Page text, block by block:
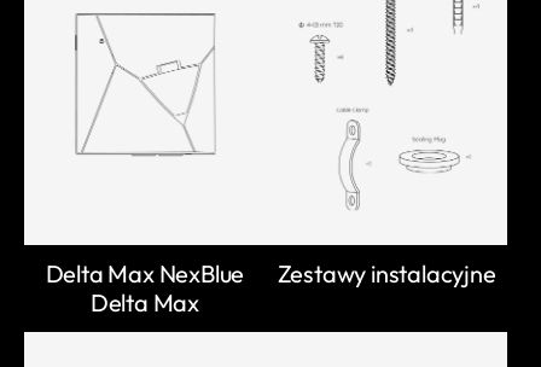
Delta Max NexBlue
Delta Max
Zestawy instalacyjne